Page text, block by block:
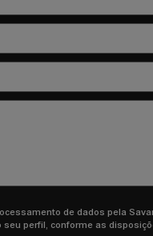
de dados pela
perfil, conforme as